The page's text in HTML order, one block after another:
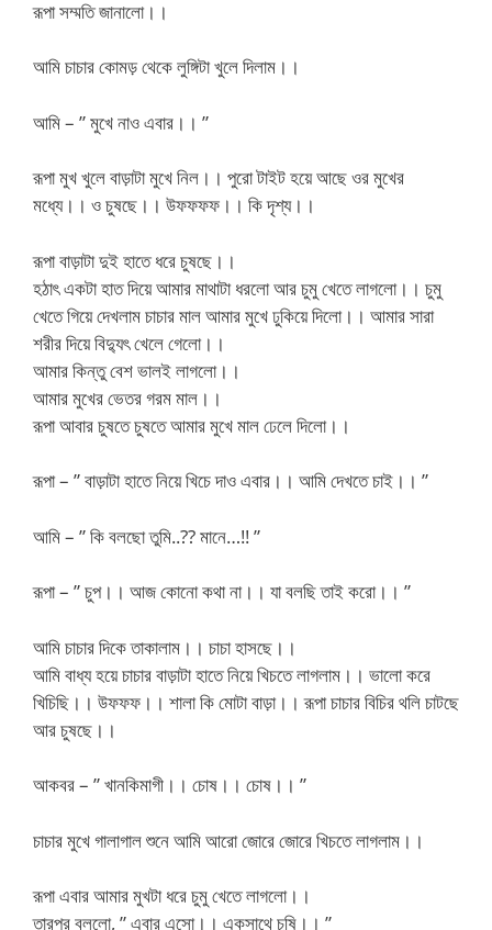
রূপা সম্মতি জানালো।।
আমি চাচার কোমড় থেকে লুঙ্গিটা খুলে দিলাম।।
আমি – ” মুখে নাও এবার।। ”
রূপা মুখ খুলে বাড়াটা মুখে নিল।। পুরো টাইট হয়ে আছে ওর মুখের
মধ্যে।। ও চুষছে।। উফফফফ।। কি দৃশ্য।।
রূপা বাড়াটা দুই হাতে ধরে চুষছে।।
হঠাৎ একটা হাত দিয়ে আমার মাথাটা ধরলো আর চুমু খেতে লাগলো।। চুমু
খেতে গিয়ে দেখলাম চাচার মাল আমার মুখে ঢুকিয়ে দিলো।। আমার সারা
শরীর দিয়ে বিদ্যুৎ খেলে গেলো।।
আমার কিন্তু বেশ ভালই লাগলো।।
আমার মুখের ভেতর গরম মাল।।
রূপা আবার চুষতে চুষতে আমার মুখে মাল ঢেলে দিলো।।
রূপা – ” বাড়াটা হাতে নিয়ে খিচে দাও এবার।। আমি দেখতে চাই।। ”
আমি – ” কি বলছো তুমি..?? মানে…!! ”
রূপা – ” চুপ।। আজ কোনো কথা না।। যা বলছি তাই করো।। ”
আমি চাচার দিকে তাকালাম।। চাচা হাসছে।।
আমি বাধ্য হয়ে চাচার বাড়াটা হাতে নিয়ে খিচতে লাগলাম।। ভালো করে
খিচিছি।। উফফফ।। শালা কি মোটা বাড়া।। রূপা চাচার বিচির থলি চাটছে
আর চুষছে।।
আকবর – ” খানকিমাগী।। চোষ।। চোষ।। ”
চাচার মুখে গালাগাল শুনে আমি আরো জোরে জোরে খিচতে লাগলাম।।
রূপা এবার আমার মুখটা ধরে চুমু খেতে লাগলো।।
তারপর বললো, ” এবার এসো।। একসাথে চুষি।। ”